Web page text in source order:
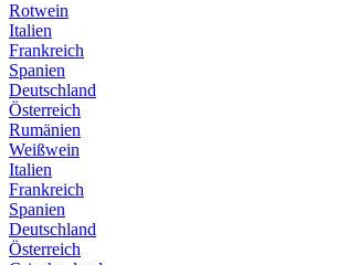
Rotwein
Italien
Frankreich
Spanien
Deutschland
Österreich
Rumänien
Weißwein
Italien
Frankreich
Spanien
Deutschland
Österreich